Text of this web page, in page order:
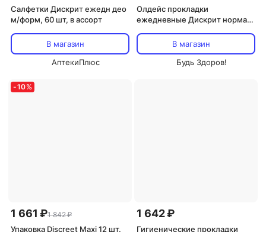
Салфетки Дискрит ежедн део
м/форм, 60 шт, в ассорт
В магазин
АптекиПлюс
Олдейс прокладки
ежедневные Дискрит нормал
В магазин
Будь Здоров!
-10%
1 661 ₽1 842 ₽
Упаковка Discreet Maxi 12 шт.
1 642 ₽
Гигиенические прокладки